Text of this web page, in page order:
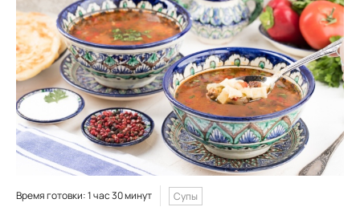
Время готовки: 1 час 30 минут Супы